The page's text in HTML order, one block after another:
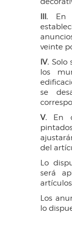
III. En
veinte
IV. Solo
los
se
V. En
del
Lo
será
artículos
Los
lo